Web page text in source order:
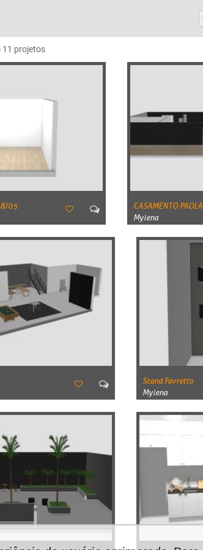
11 projetos
05
CASAMENTO PAOLA
Mylena
Stand Favretto
Mylena